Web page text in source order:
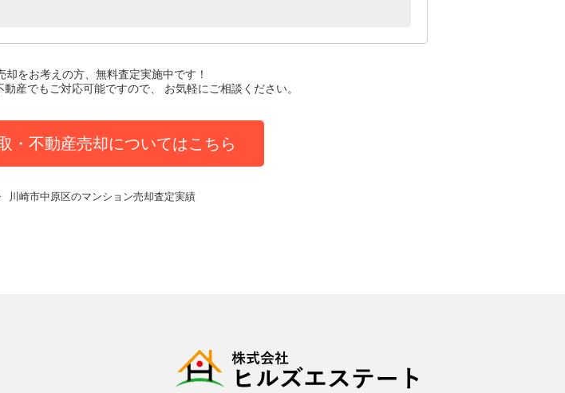
却をお考えの方、無料査定実施中です！
産でもご対応可能ですので、 お気軽にご相談ください。
・不動産売却についてはこちら
川崎市中原区のマンション売却査定実績